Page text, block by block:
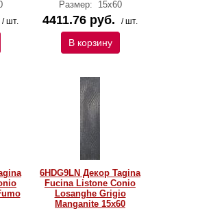
/ шт.
Размер:
15x60
4411.76 руб. / шт.
В корзину
6HDG9LN Декор Tagina
Fucina Listone Conio
Losanghe Grigio
Manganite 15x60